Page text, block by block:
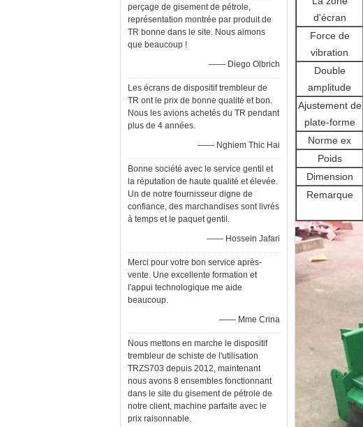
perçage de gisement de pétrole,
représentation montrée par produit de
TR bonne dans le site. Nous aimons
que beaucoup !
—— Diego Olbrich
Les écrans de dispositif trembleur de
TR ont le prix de bonne qualité et bon.
Nous les avions achetés du TR pendant
plus de 4 années.
—— Nghiem Thic Hai
Bonne société avec le service gentil et
la réputation de haute qualité et élevée.
Un de notre fournisseur digne de
confiance, des marchandises sont livrés
à temps et le paquet gentil.
—— Hossein Jafari
Merci pour votre bon service après-
vente. Une excellente formation et
l'appui technologique me aide
beaucoup.
—— Mme Crina
Nous mettons en marche le dispositif
trembleur de schiste de l'utilisation
TRZS703 depuis 2012, maintenant
nous avons 8 ensembles fonctionnant
dans le site du gisement de pétrole de
notre client, machine parfaite avec le
prix raisonnable.
d'écran
Force de
vibration
Double
amplitude
Ajustement de
plate-forme
Norme ex
Poids
Dimension
Remarque